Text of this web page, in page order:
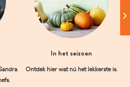
In het seizoen
Ontdek hier wat nú het lekkerste is.